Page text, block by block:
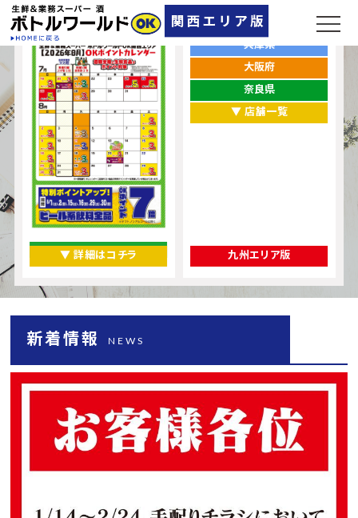
ポイントカレンダー
▼ 詳細はコチラ
お店をエリアから探す
兵庫県
大阪府
奈良県
▼ 店舗一覧
九州エリア版
新着情報 NEWS